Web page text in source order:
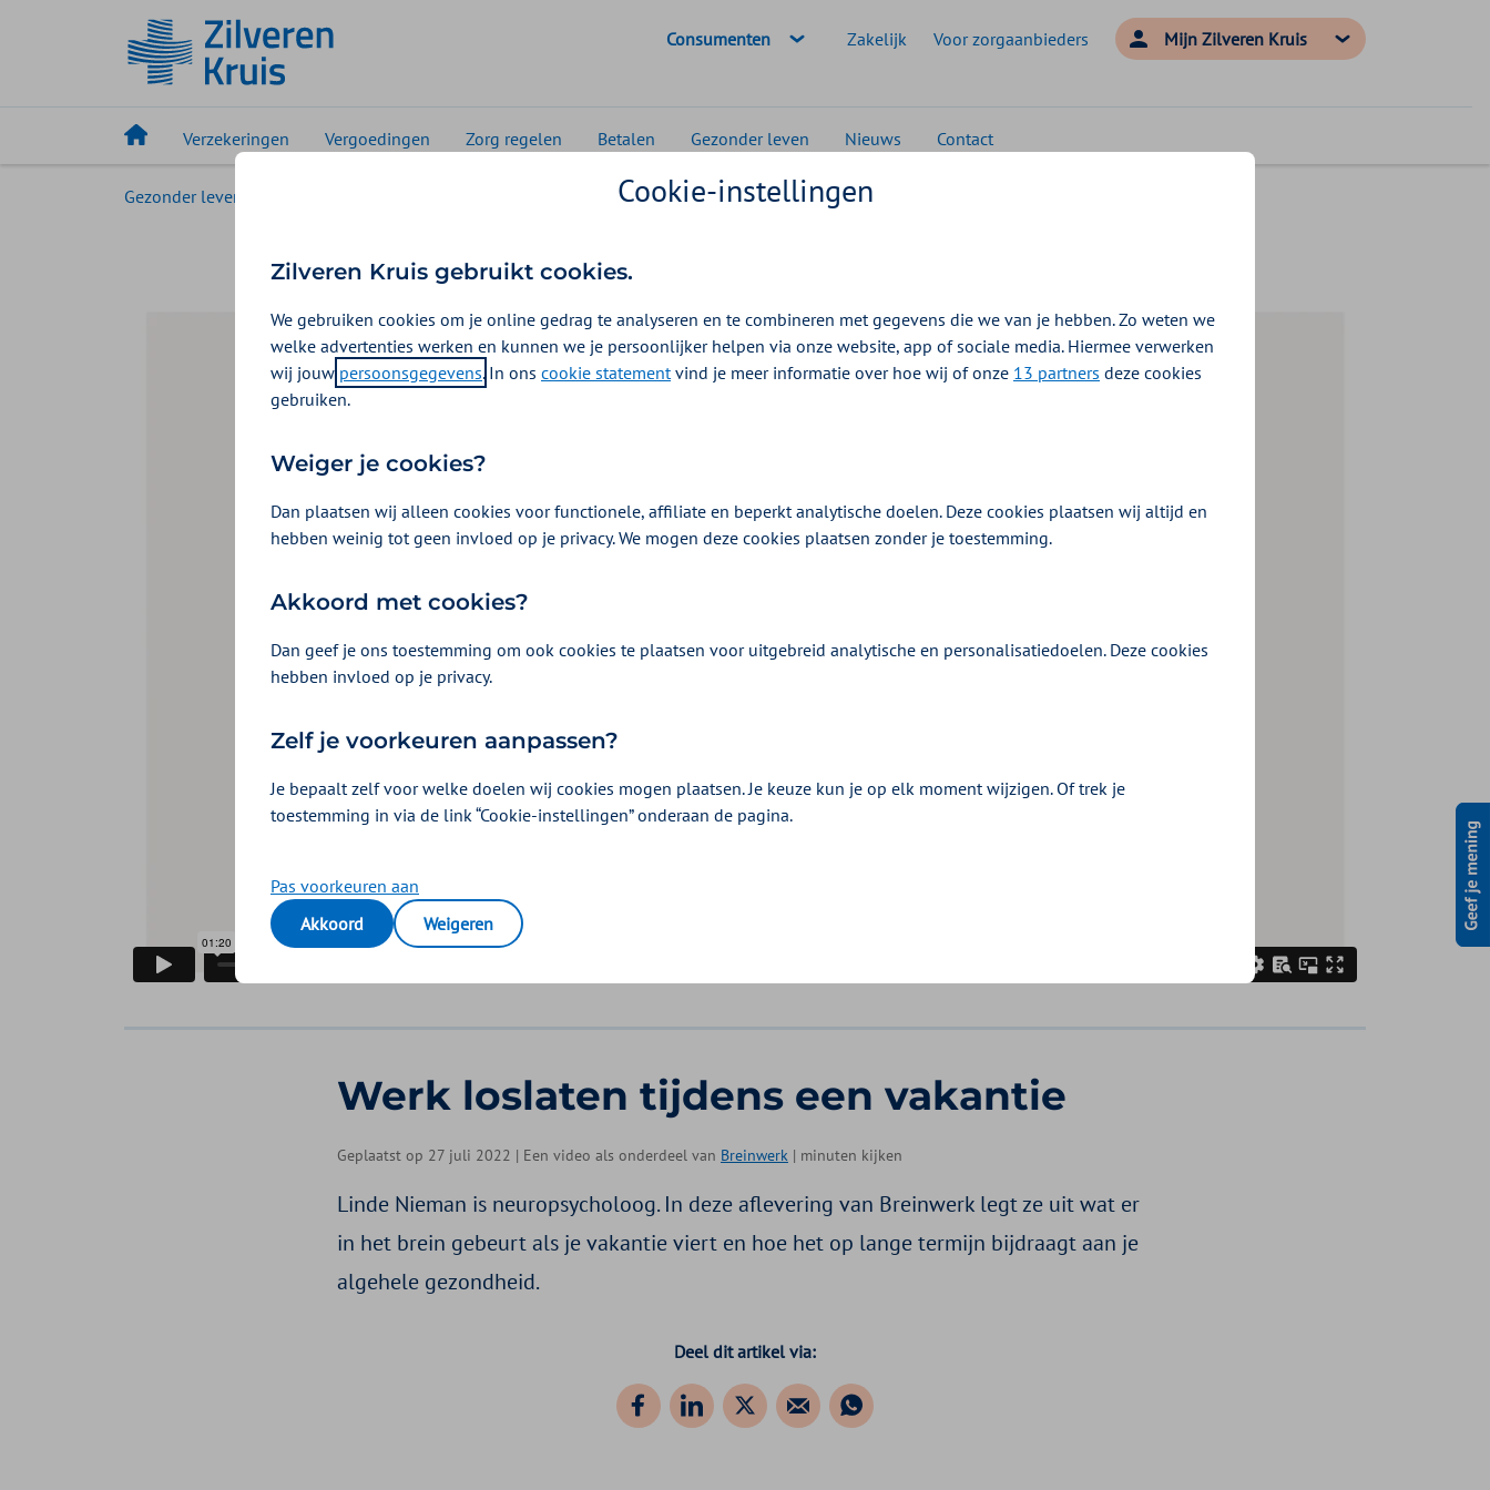
Geselecteerde doelgroep:
Consumenten Zakelijk Voor zorgaanbieders Mijn Zilveren Kruis
Verzekeringen Vergoedingen Zorg regelen Betalen Gezonder leven Nieuws Contact
Gezonder leven Waarom is het lastig werk los te laten tijdens een vakantie?
Werk loslaten tijdens een vakantie
Geplaatst op 27 juli 2022 | Een video als onderdeel van Breinwerk | minuten kijken
Linde Nieman is neuropsycholoog. In deze aflevering van Breinwerk legt ze uit wat er
in het brein gebeurt als je vakantie viert en hoe het op lange termijn bijdraagt aan je
algehele gezondheid.
Deel dit artikel via:
Cookie-instellingen
Zilveren Kruis gebruikt cookies.
We gebruiken cookies om je online gedrag te analyseren en te combineren met gegevens die we van je hebben. Zo weten we
welke advertenties werken en kunnen we je persoonlijker helpen via onze website, app of sociale media. Hiermee verwerken
wij jouw persoonsgegevens. In ons cookie statementvind je meer informatie over hoe wij of onze 13 partners deze cookies
gebruiken.
Weiger je cookies?
Dan plaatsen wij alleen cookies voor functionele, affiliate en beperkt analytische doelen. Deze cookies plaatsen wij altijd en
hebben weinig tot geen invloed op je privacy. We mogen deze cookies plaatsen zonder je toestemming.
Akkoord met cookies?
Dan geef je ons toestemming om ook cookies te plaatsen voor uitgebreid analytische en personalisatiedoelen. Deze cookies
hebben invloed op je privacy.
Zelf je voorkeuren aanpassen?
Je bepaalt zelf voor welke doelen wij cookies mogen plaatsen. Je keuze kun je op elk moment wijzigen. Of trek je
toestemming in via de link “Cookie-instellingen” onderaan de pagina.
Pas voorkeuren aan
Akkoord
Weigeren